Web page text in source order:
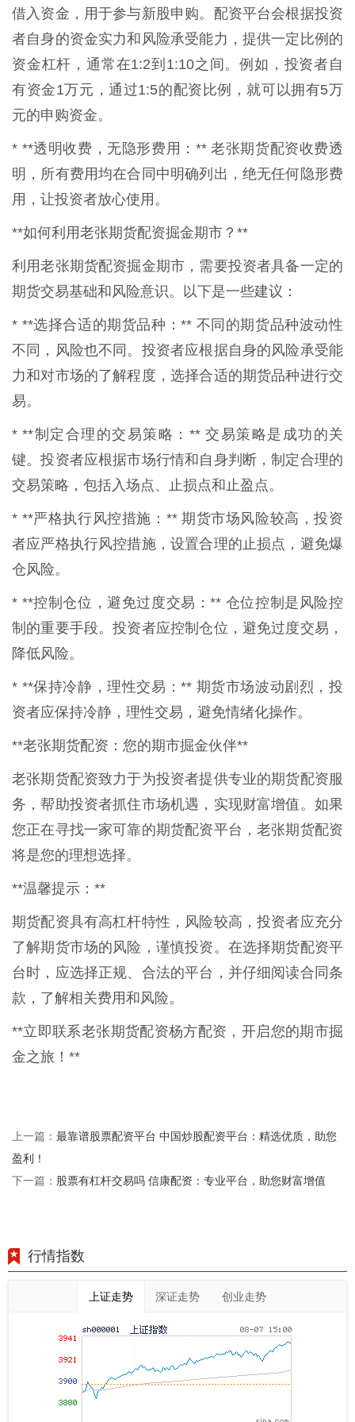
借入资金，用于参与新股申购。配资平台会根据投资
者自身的资金实力和风险承受能力，提供一定比例的
资金杠杆，通常在1:2到1:10之间。例如，投资者自
有资金1万元，通过1:5的配资比例，就可以拥有5万
元的申购资金。
* **透明收费，无隐形费用：** 老张期货配资收费透
明，所有费用均在合同中明确列出，绝无任何隐形费
用，让投资者放心使用。
**如何利用老张期货配资掘金期市？**
利用老张期货配资掘金期市，需要投资者具备一定的
期货交易基础和风险意识。以下是一些建议：
* **选择合适的期货品种：** 不同的期货品种波动性
不同，风险也不同。投资者应根据自身的风险承受能
力和对市场的了解程度，选择合适的期货品种进行交
易。
* **制定合理的交易策略：** 交易策略是成功的关
键。投资者应根据市场行情和自身判断，制定合理的
交易策略，包括入场点、止损点和止盈点。
* **严格执行风控措施：** 期货市场风险较高，投资
者应严格执行风控措施，设置合理的止损点，避免爆
仓风险。
* **控制仓位，避免过度交易：** 仓位控制是风险控
制的重要手段。投资者应控制仓位，避免过度交易，
降低风险。
* **保持冷静，理性交易：** 期货市场波动剧烈，投
资者应保持冷静，理性交易，避免情绪化操作。
**老张期货配资：您的期市掘金伙伴**
老张期货配资致力于为投资者提供专业的期货配资服
务，帮助投资者抓住市场机遇，实现财富增值。如果
您正在寻找一家可靠的期货配资平台，老张期货配资
将是您的理想选择。
**温馨提示：**
期货配资具有高杠杆特性，风险较高，投资者应充分
了解期货市场的风险，谨慎投资。在选择期货配资平
台时，应选择正规、合法的平台，并仔细阅读合同条
款，了解相关费用和风险。
**立即联系老张期货配资杨方配资，开启您的期市掘
金之旅！**
上一篇： 最靠谱股票配资平台 中国炒股配资平台：精选优质，助您
盈利！
下一篇： 股票有杠杆交易吗 信康配资：专业平台，助您财富增值
行情指数
上证走势 深证走势 创业走势